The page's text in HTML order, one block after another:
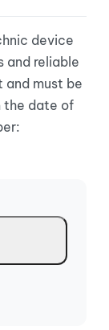
device
and reliable
must be
the date of